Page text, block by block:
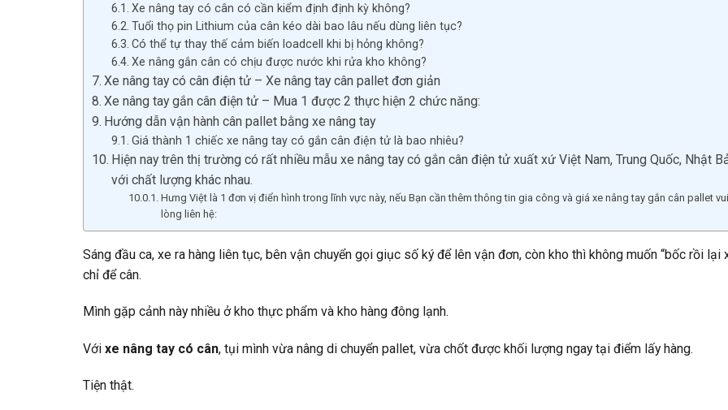
Xe nâng tay có cân có cần kiểm định định kỳ không?
Tuổi thọ pin Lithium của cân kéo dài bao lâu nếu dùng liên tục?
Có thể tự thay thế cảm biến loadcell khi bị hỏng không?
Xe nâng gắn cân có chịu được nước khi rửa kho không?
Xe nâng tay có cân điện tử – Xe nâng tay cân pallet đơn giản
Xe nâng tay gắn cân điện tử – Mua 1 được 2 thực hiện 2 chức năng:
Hướng dẫn vận hành cân pallet bằng xe nâng tay
Giá thành 1 chiếc xe nâng tay có gắn cân điện tử là bao nhiêu?
Hiện nay trên thị trường có rất nhiều mẫu xe nâng tay có gắn cân điện tử xuất xứ Việt Nam, Trung Quốc, Nhật
với chất lượng khác nhau.
Hưng Việt là 1 đơn vị điển hình trong lĩnh vực này, nếu Bạn cần thêm thông tin gia công và giá xe nâng tay gắn cân pallet vui
lòng liên hệ:
Sáng đầu ca, xe ra hàng liên tục, bên vận chuyển gọi giục số ký để lên vận đơn, còn kho thì không muốn “bốc rồi lại
chỉ để cân.
Mình gặp cảnh này nhiều ở kho thực phẩm và kho hàng đông lạnh.
Với xe nâng tay có cân, tụi mình vừa nâng di chuyển pallet, vừa chốt được khối lượng ngay tại điểm lấy hàng.
Tiện thật.